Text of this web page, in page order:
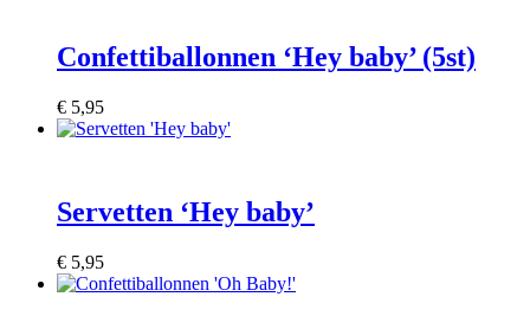
Confettiballonnen ‘Hey baby’ (5st)
€ 5,95
Servetten ‘Hey baby’
€ 5,95